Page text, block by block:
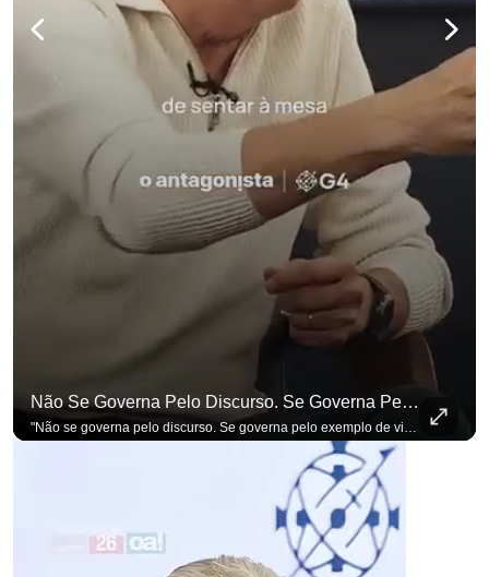
Não Se Governa Pelo Discurso. Se Governa Pelo Exemplo De Vida", Alfineta Ronaldo Caiado
"Não se governa pelo discurso. Se governa pelo exemplo de vida", alfineta Ronaldo Caiado, respondendo a empresários na primeira Sabatina Presidencial com a pauta definida por quem constrói o país. Se você busca informação com credibilidade, inscreva-se agora e ative o
Ouça O Antagonista nos